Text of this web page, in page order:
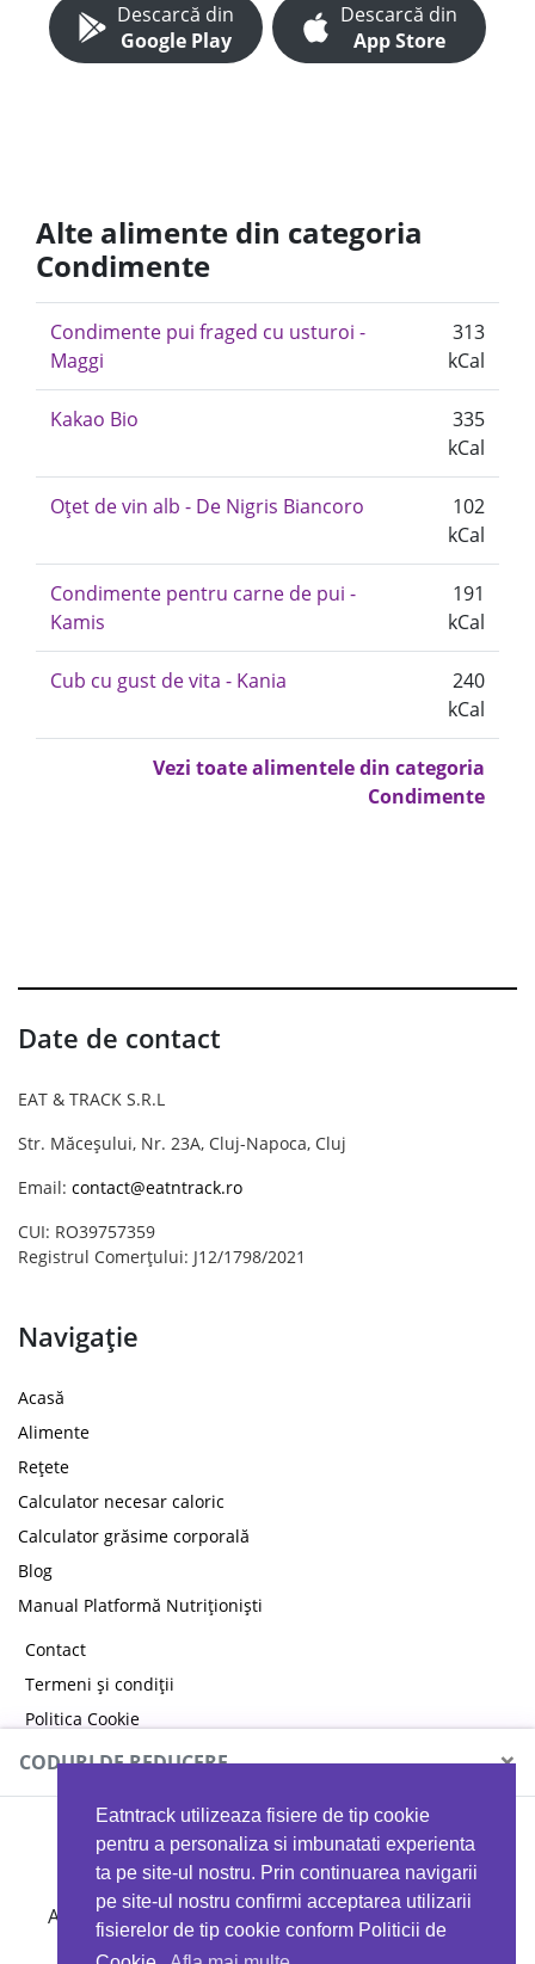
Eatntrack utilizeaza fisiere de tip cookie
pentru a personaliza si imbunatati experienta
ta pe site-ul nostru. Prin continuarea navigarii
pe site-ul nostru confirmi acceptarea utilizarii
fisierelor de tip cookie conform Politicii de
Descarcă din
Google Play
Descarcă din
App Store
Alte alimente din categoria
Condimente
Condimente pui fraged cu usturoi -
Maggi
313
kCal
Kakao Bio
335
kCal
Oțet de vin alb - De Nigris Biancoro
102
kCal
Condimente pentru carne de pui -
Kamis
191
kCal
Cub cu gust de vita - Kania
240
kCal
Vezi toate alimentele din categoria
Condimente
Date de contact
EAT & TRACK S.R.L
Str. Măceșului, Nr. 23A, Cluj-Napoca, Cluj
Email: contact@eatntrack.ro
CUI: RO39757359
Registrul Comerțului: J12/1798/2021
Navigație
Acasă
Alimente
Rețete
Calculator necesar caloric
Calculator grăsime corporală
Blog
Manual Platformă Nutriționiști
Contact
Termeni și condiții
Politica Cookie
Politica de confidențialitate
CODURI DE REDUCERE ×
MYPROTEIN
Ai 40%reducere la orice comandă folosind codul
EATTRACK